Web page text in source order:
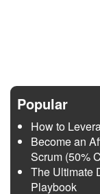
Popular
How to
Become an
Scrum (50%
The Ultimate
Playbook